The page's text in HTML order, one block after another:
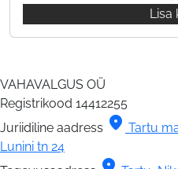
Lisa
VAHAVALGUS OÜ
Registrikood 14412255
Juriidiline aadress location_on Tartu
Lunini tn 24